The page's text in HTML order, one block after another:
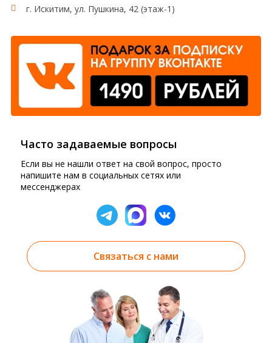
г. Искитим, ул. Пушкина, 42 (этаж-1)
Часто задаваемые вопросы
Если вы не нашли ответ на свой вопрос, просто
напишите нам в социальных сетях или
мессенджерах
Связаться с нами